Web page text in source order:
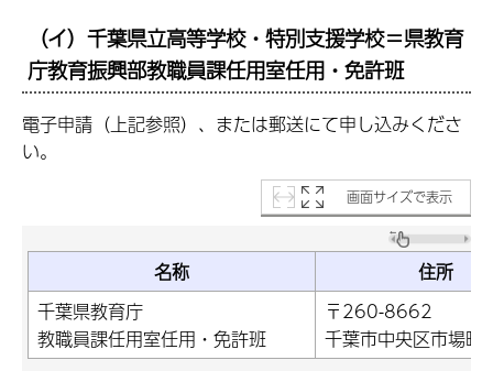
（イ）千葉県立高等学校・特別支援学校＝県教育
庁教育振興部教職員課任用室任用・免許班
電子申請（上記参照）、または郵送にて申し込みくださ
い。
画面サイズで表示
名称
住所
千葉県教育庁
教職員課任用室任用・免許班
〒260-8662
千葉市中央区市場町